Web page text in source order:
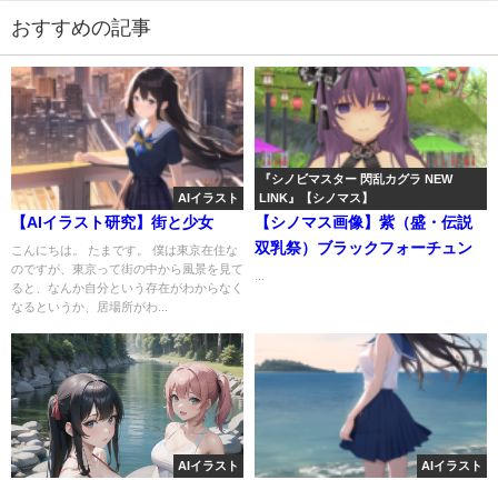
おすすめの記事
AIイラスト
【AIイラスト研究】街と少女
こんにちは。 たまです。 僕は東京在住な
のですが、東京って街の中から風景を見て
ると、なんか自分という存在がわからなく
なるというか、居場所がわ...
『シノビマスター 閃乱カグラ NEW
LINK』【シノマス】
【シノマス画像】紫（盛・伝説
双乳祭）ブラックフォーチュン
...
AIイラスト AIイラスト